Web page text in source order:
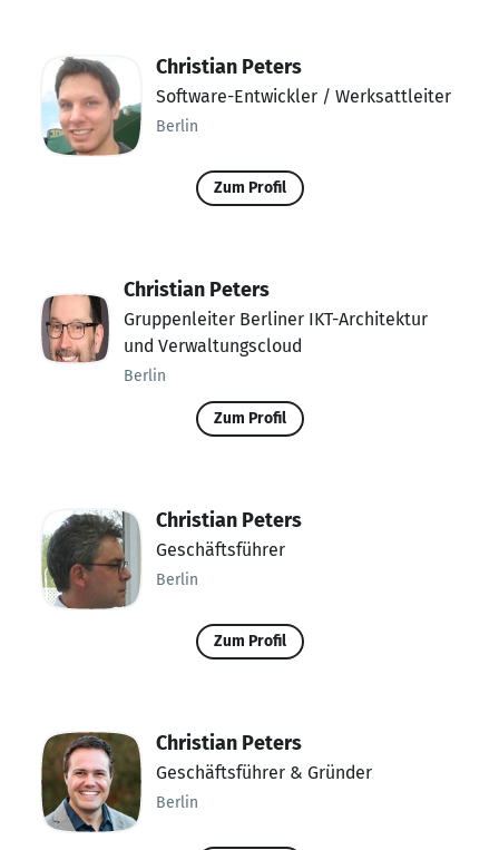
Christian Peters
Software-Entwickler / Werksattleiter
Berlin
Zum Profil
Christian Peters
Gruppenleiter Berliner IKT-Architektur
und Verwaltungscloud
Berlin
Zum Profil
Christian Peters
Geschäftsführer
Berlin
Zum Profil
Christian Peters
Geschäftsführer & Gründer
Berlin